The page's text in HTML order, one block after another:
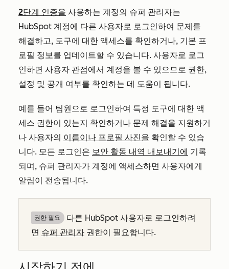
2단계 인증을 사용하는 계정의 슈퍼 관리자는
HubSpot 계정에 다른 사용자로 로그인하여 문제를
해결하고, 도구에 대한 액세스를 확인하거나, 기본 프
로필 정보를 업데이트할 수 있습니다. 사용자로 로그
인하면 사용자 관점에서 계정을 볼 수 있으므로 권한,
설정 및 공개 여부를 확인하는 데 도움이 됩니다.
예를 들어 팀원으로 로그인하여 특정 도구에 대한 액
세스 권한이 있는지 확인하거나 문제 해결을 지원하거
나 사용자의 이름이나 프로필 사진을 확인할 수 있습
니다. 모든 로그인은 보안 활동 내역 내보내기에 기록
되며, 슈퍼 관리자가 계정에 액세스하면 사용자에게
알림이 전송됩니다.
권한 필요
다른 HubSpot 사용자로 로그인하려
면 슈퍼 관리자 권한이 필요합니다.